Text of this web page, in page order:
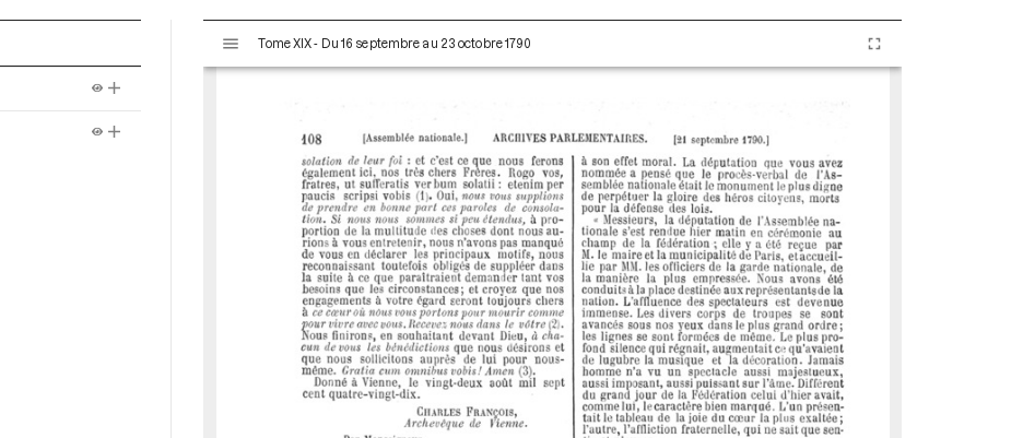
s
Tome XIX - Du 16 septembre au 23 octobre 1790